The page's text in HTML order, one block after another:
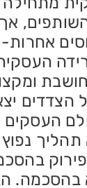
הצדדים
העסקים
בהסכמה.